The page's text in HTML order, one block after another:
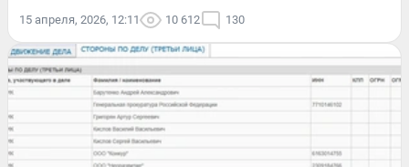
15 апреля, 2026, 12:11 10 612 130